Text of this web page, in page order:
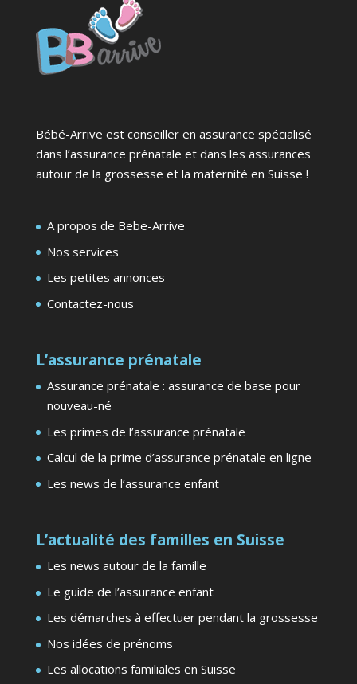
Bébé-Arrive est conseiller en assurance spécialisé
dans l’assurance prénatale et dans les assurances
autour de la grossesse et la maternité en Suisse !
A propos de Bebe-Arrive
Nos services
Les petites annonces
Contactez-nous
L’assurance prénatale
Assurance prénatale : assurance de base pour
nouveau-né
Les primes de l’assurance prénatale
Calcul de la prime d’assurance prénatale en ligne
Les news de l’assurance enfant
L’actualité des familles en Suisse
Les news autour de la famille
Le guide de l’assurance enfant
Les démarches à effectuer pendant la grossesse
Nos idées de prénoms
Les allocations familiales en Suisse